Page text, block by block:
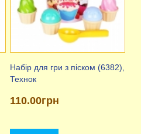
Набір для гри з піском (6382),
Технок
110.00грн